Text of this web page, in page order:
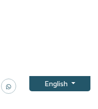
English